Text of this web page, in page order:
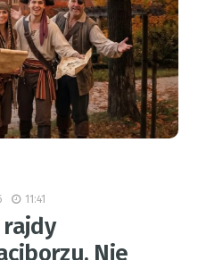
11:41
rajdy
Nie